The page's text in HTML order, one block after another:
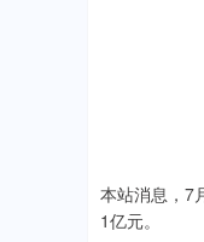
本站消息，7
1亿元。